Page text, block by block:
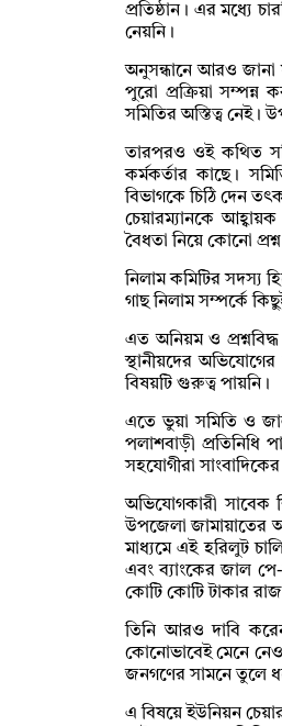
প্রতিষ্ঠান। এর মধ্যে
নেয়নি।
অনুসন্ধানে আরও জানা
পুরো প্রক্রিয়া সম্পন্ন
সমিতির অস্তিত্ব নেই।
তারপরও ওই কথিত
কর্মকর্তার কাছে।
বিভাগকে চিঠি দেন
চেয়ারম্যানকে
বৈধতা নিয়ে কোনো
নিলাম কমিটির সদস্য
গাছ নিলাম সম্পর্কে
এত অনিয়ম ও প্রশ্নবিদ্ধ
স্থানীয়দের
বিষয়টি গুরুত্ব পায়নি।
এতে ভুয়া সমিতি ও
পলাশবাড়ী
সহযোগীরা
অভিযোগকারী সাবেক
উপজেলা জামায়াতের
মাধ্যমে এই হরিলুট
এবং ব্যাংকের জাল পে-
কোটি কোটি টাকার
তিনি আরও দাবি
কোনোভাবেই মেনে
জনগণের সামনে তুলে
এ বিষয়ে ইউনিয়ন